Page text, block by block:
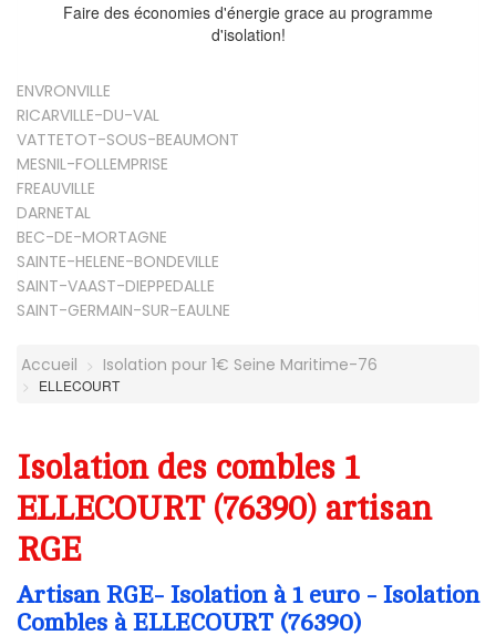
Faire des économies d'énergie grace au programme
d'isolation!
ENVRONVILLE
RICARVILLE-DU-VAL
VATTETOT-SOUS-BEAUMONT
MESNIL-FOLLEMPRISE
FREAUVILLE
DARNETAL
BEC-DE-MORTAGNE
SAINTE-HELENE-BONDEVILLE
SAINT-VAAST-DIEPPEDALLE
SAINT-GERMAIN-SUR-EAULNE
Accueil Isolation pour 1€ Seine Maritime-76
ELLECOURT
Isolation des combles 1
ELLECOURT (76390) artisan
RGE
Artisan RGE- Isolation à 1 euro - Isolation
Combles à ELLECOURT (76390)